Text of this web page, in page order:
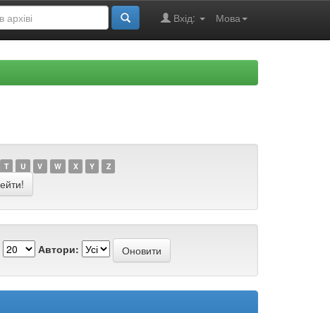
Мова
Вхід:
T U V W X Y Z
Автори: